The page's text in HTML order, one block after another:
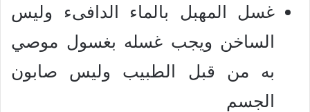
غسل المهبل بالماء الدافىء وليس
الساخن ويجب غسله بغسول موصي
به من قبل الطبيب وليس صابون
الجسم